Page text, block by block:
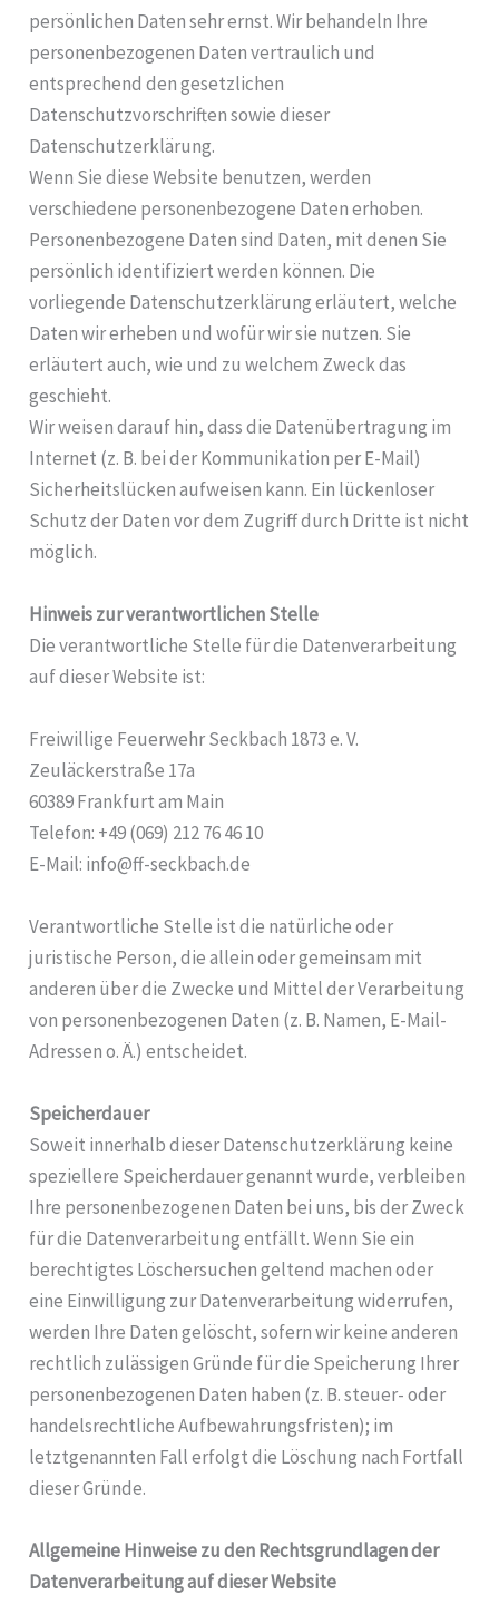
persönlichen Daten sehr ernst. Wir behandeln Ihre
personenbezogenen Daten vertraulich und
entsprechend den gesetzlichen
Datenschutzvorschriften sowie dieser
Datenschutzerklärung.
Wenn Sie diese Website benutzen, werden
verschiedene personenbezogene Daten erhoben.
Personenbezogene Daten sind Daten, mit denen Sie
persönlich identifiziert werden können. Die
vorliegende Datenschutzerklärung erläutert, welche
Daten wir erheben und wofür wir sie nutzen. Sie
erläutert auch, wie und zu welchem Zweck das
geschieht.
Wir weisen darauf hin, dass die Datenübertragung im
Internet (z. B. bei der Kommunikation per E-Mail)
Sicherheitslücken aufweisen kann. Ein lückenloser
Schutz der Daten vor dem Zugriff durch Dritte ist nicht
möglich.
Hinweis zur verantwortlichen Stelle
Die verantwortliche Stelle für die Datenverarbeitung
auf dieser Website ist:
Freiwillige Feuerwehr Seckbach 1873 e. V.
Zeuläckerstraße 17a
60389 Frankfurt am Main
Telefon: +49 (069) 212 76 46 10
E-Mail: info@ff-seckbach.de
Verantwortliche Stelle ist die natürliche oder
juristische Person, die allein oder gemeinsam mit
anderen über die Zwecke und Mittel der Verarbeitung
von personenbezogenen Daten (z. B. Namen, E-Mail-
Adressen o. Ä.) entscheidet.
Speicherdauer
Soweit innerhalb dieser Datenschutzerklärung keine
speziellere Speicherdauer genannt wurde, verbleiben
Ihre personenbezogenen Daten bei uns, bis der Zweck
für die Datenverarbeitung entfällt. Wenn Sie ein
berechtigtes Löschersuchen geltend machen oder
eine Einwilligung zur Datenverarbeitung widerrufen,
werden Ihre Daten gelöscht, sofern wir keine anderen
rechtlich zulässigen Gründe für die Speicherung Ihrer
personenbezogenen Daten haben (z. B. steuer- oder
handelsrechtliche Aufbewahrungsfristen); im
letztgenannten Fall erfolgt die Löschung nach Fortfall
dieser Gründe.
Allgemeine Hinweise zu den Rechtsgrundlagen der
Datenverarbeitung auf dieser Website